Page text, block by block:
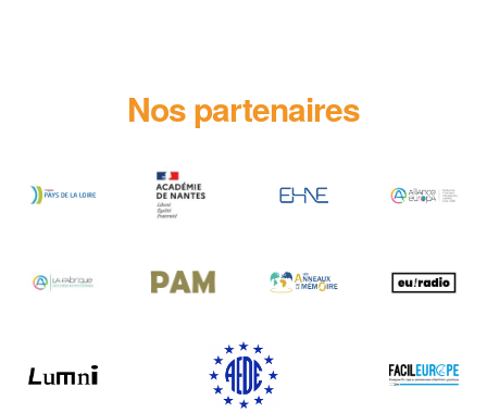
Nos partenaires